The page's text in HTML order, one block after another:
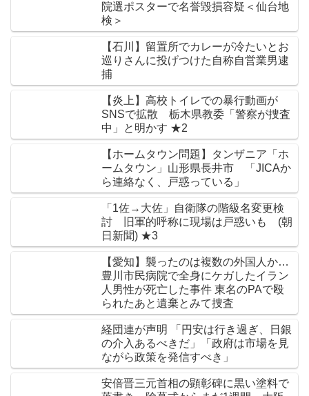
院選ポスターで名誉毀損容疑＜仙台地
検＞
【石川】留置所でカレーが冷たいとお
巡りさんに投げつけた自称自営業男逮
捕
【炎上】高校トイレでの暴行動画が
SNSで拡散 栃木県教委「警察が捜査
中」と明かす ★2
【ホームタウン問題】タンザニア「ホ
ームタウン」山形県長井市 「JICAか
ら連絡なく、戸惑っている」
「1佐→大佐」自衛隊の階級名変更検
討 旧軍的呼称に現場は戸惑いも (朝
日新聞) ★3
【愛知】襲ったのは複数の外国人か…
豊川市民病院で全身にケガしたイラン
人男性が死亡した事件 東名のPAで殴
られたあと遺棄とみて捜査
経団連が声明 「円安は行き過ぎ、日銀
の介入あるべきだ」「政府は市場を見
ながら政策を発信すべき」
安倍晋三元首相の顕彰碑に黒い塗料で